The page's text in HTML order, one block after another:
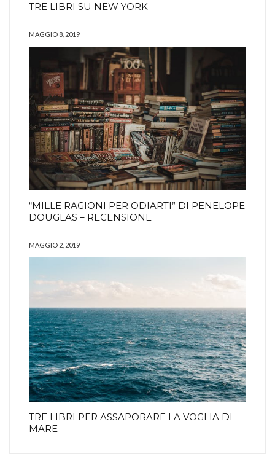
TRE LIBRI SU NEW YORK
MAGGIO 8, 2019
“MILLE RAGIONI PER ODIARTI” DI PENELOPE
DOUGLAS – RECENSIONE
MAGGIO 2, 2019
TRE LIBRI PER ASSAPORARE LA VOGLIA DI
MARE